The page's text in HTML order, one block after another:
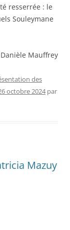
resserrée : le
Souleymane
Danièle Mauffrey
des
octobre 2024 par
Mazuy